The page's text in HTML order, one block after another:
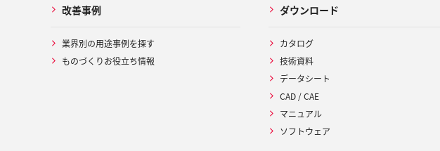
改善事例
業界別の用途事例を探す
ものづくりお役立ち情報
ダウンロード
カタログ
技術資料
データシート
CAD / CAE
マニュアル
ソフトウェア